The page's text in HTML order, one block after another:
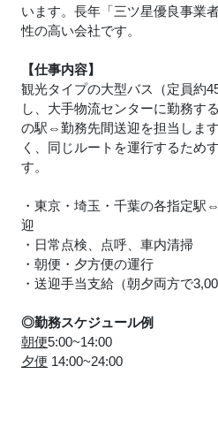
います。長年「三ツ星優良事業
性の高い会社です。
【仕事内容】
観光タイプの大型バス（定員約
し、大手物流センターに勤務す
の駅⇔勤務先間送迎を担当しま
く、同じルートを運行するため
す。
・東京・埼玉・千葉の各指定駅
迎
・日常点検、点呼、車内清掃
・朝便・夕方便の運行
・送迎手当支給（朝夕両方で
◎勤務スケジュール例
朝便5:00~14:00
夕便 14:00~24:00